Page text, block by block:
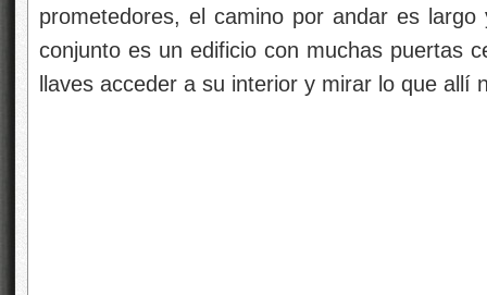
prometedores, el camino por andar es
conjunto es un edificio con muchas puertas
llaves acceder a su interior y mirar lo que allí